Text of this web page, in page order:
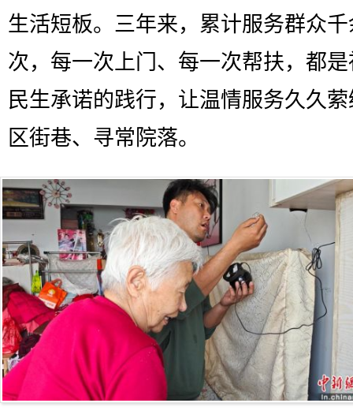
生活短板。三年来，累计服务群众
次，每一次上门、每一次帮扶，都
民生承诺的践行，让温情服务久久
区街巷、寻常院落。